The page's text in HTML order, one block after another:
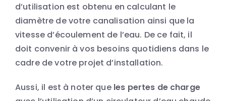
d’utilisation est obtenu en calculant le
diamètre de votre canalisation ainsi que la
vitesse d’écoulement de l’eau. De ce fait, il
doit convenir à vos besoins quotidiens dans le
cadre de votre projet d’installation.
Aussi, il est à noter queles pertes de charge